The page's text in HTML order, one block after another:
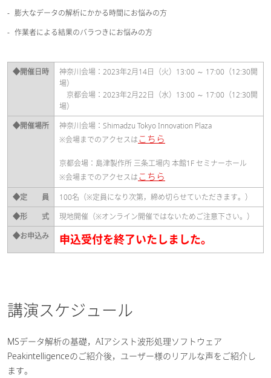
膨大なデータの解析にかかる時間にお悩みの方
作業者による結果のバラつきにお悩みの方
◆開催日時
神奈川会場：2023年2月14日（火）13:00 ～ 17:00（12:30開
場）
京都会場：2023年2月22日（水）13:00 ～ 17:00（12:30開
場）
◆開催場所
神奈川会場：Shimadzu Tokyo Innovation Plaza
※会場までのアクセスはこちら
京都会場：島津製作所 三条工場内 本館1F セミナーホール
※会場までのアクセスはこちら
◆定 員
100名（※定員になり次第，締め切らせていただきます。）
◆形 式
現地開催（※オンライン開催ではないためご注意下さい。）
◆お申込み
申込受付を終了いたしました。
講演スケジュール
MSデータ解析の基礎，AIアシスト波形処理ソフトウェア
Peakintelligenceのご紹介後，ユーザー様のリアルな声をご紹介し
ます。